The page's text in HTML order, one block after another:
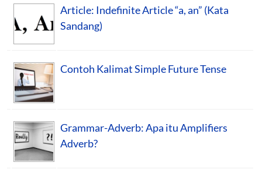
Article: Indefinite Article “a, an” (Kata
Sandang)
Contoh Kalimat Simple Future Tense
Grammar-Adverb: Apa itu Amplifiers
Adverb?